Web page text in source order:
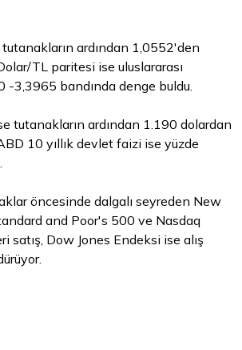
ardından 1,0552'den
TL paritesi ise uluslararası
-3,3965 bandında denge buldu.
tutanakların ardından 1.190 dolardan
10 yıllık devlet faizi ise yüzde
öncesinde dalgalı seyreden New
and Poor's 500 ve Nasdaq
satış, Dow Jones Endeksi ise alış